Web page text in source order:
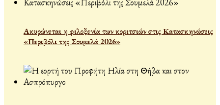
Ακυρώνεται η φιλοξενία των κοριτσιών στις Κατασκηνώσεις
«Περιβόλι της Σουμελά 2026»